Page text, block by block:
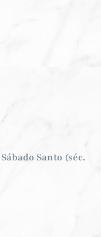
Santo (séc.